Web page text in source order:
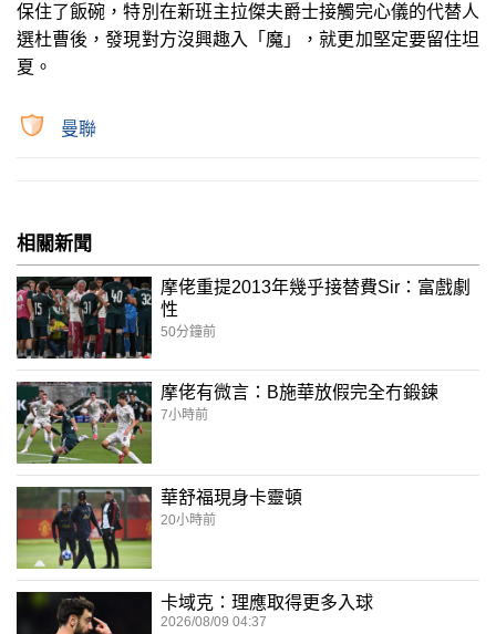
保住了飯碗，特別在新班主拉傑夫爵士接觸完心儀的代替人
選杜曹後，發現對方沒興趣入「魔」，就更加堅定要留住坦
夏。
曼聯
相關新聞
摩佬重提2013年幾乎接替費Sir：富戲劇
性
50分鐘前
摩佬有微言：B施華放假完全冇鍛鍊
7小時前
華舒福現身卡靈頓
20小時前
卡域克：理應取得更多入球
2026/08/09 04:37